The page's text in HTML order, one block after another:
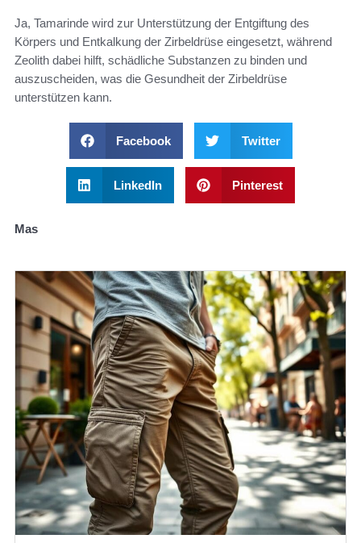
Ja, Tamarinde wird zur Unterstützung der Entgiftung des
Körpers und Entkalkung der Zirbeldrüse eingesetzt, während
Zeolith dabei hilft, schädliche Substanzen zu binden und
auszuscheiden, was die Gesundheit der Zirbeldrüse
unterstützen kann.
Facebook Twitter
LinkedIn Pinterest
Mas